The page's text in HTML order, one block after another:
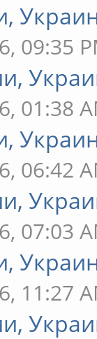
09:35
01:38
06:42
07:03
11:27